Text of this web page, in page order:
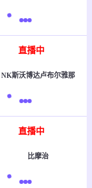
直播中
NK斯沃博达卢布尔雅那
直播中
比摩治